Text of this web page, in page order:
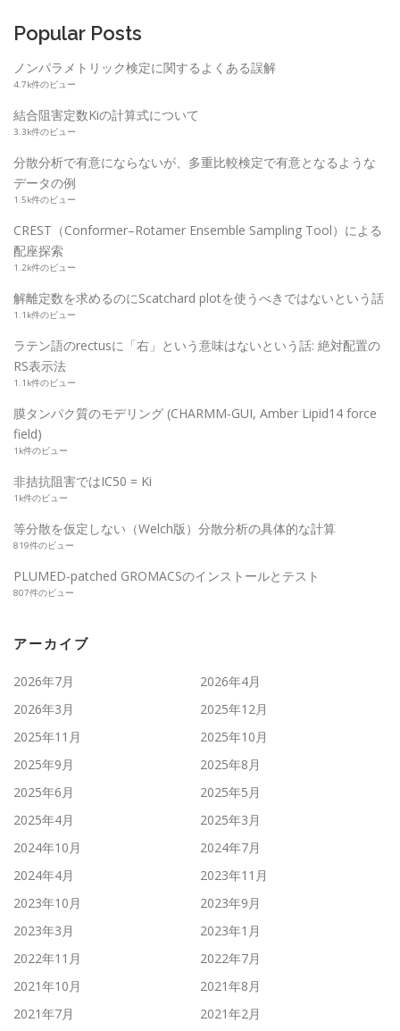
Popular Posts
ノンパラメトリック検定に関するよくある誤解
4.7k件のビュー
結合阻害定数Kiの計算式について
3.3k件のビュー
分散分析で有意にならないが、多重比較検定で有意となるような
データの例
1.5k件のビュー
CREST（Conformer–Rotamer Ensemble Sampling Tool）による
配座探索
1.2k件のビュー
解離定数を求めるのにScatchard plotを使うべきではないという話
1.1k件のビュー
ラテン語のrectusに「右」という意味はないという話: 絶対配置の
RS表示法
1.1k件のビュー
膜タンパク質のモデリング (CHARMM-GUI, Amber Lipid14 force
field)
1k件のビュー
非拮抗阻害ではIC50 = Ki
1k件のビュー
等分散を仮定しない（Welch版）分散分析の具体的な計算
819件のビュー
PLUMED-patched GROMACSのインストールとテスト
807件のビュー
アーカイブ
2026年7月
2026年4月
2026年3月
2025年12月
2025年11月
2025年10月
2025年9月
2025年8月
2025年6月
2025年5月
2025年4月
2025年3月
2024年10月
2024年7月
2024年4月
2023年11月
2023年10月
2023年9月
2023年3月
2023年1月
2022年11月
2022年7月
2021年10月
2021年8月
2021年7月
2021年2月